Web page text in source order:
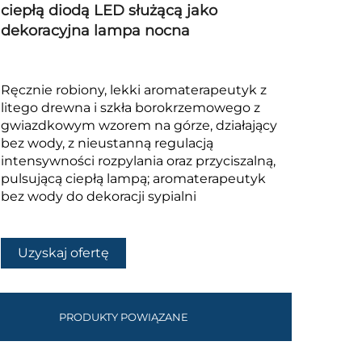
ciepłą diodą LED służącą jako
dekoracyjna lampa nocna
Ręcznie robiony, lekki aromaterapeutyk z
litego drewna i szkła borokrzemowego z
gwiazdkowym wzorem na górze, działający
bez wody, z nieustanną regulacją
intensywności rozpylania oraz przyciszalną,
pulsującą ciepłą lampą; aromaterapeutyk
bez wody do dekoracji sypialni
Uzyskaj ofertę
PRODUKTY POWIĄZANE